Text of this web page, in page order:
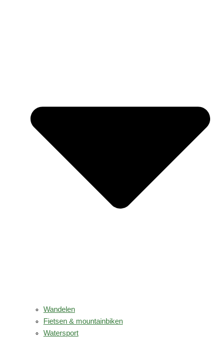
Wandelen
Fietsen & mountainbiken
Watersport